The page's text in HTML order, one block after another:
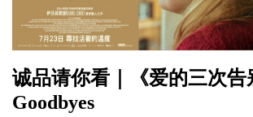
诚品请你看｜《爱的三次告
Goodbyes